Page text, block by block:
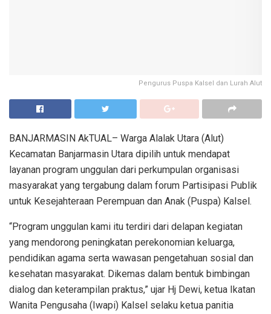
Pengurus Puspa Kalsel dan Lurah Alut
BANJARMASIN AkTUAL– Warga Alalak Utara (Alut)
Kecamatan Banjarmasin Utara dipilih untuk mendapat
layanan program unggulan dari perkumpulan organisasi
masyarakat yang tergabung dalam forum Partisipasi Publik
untuk Kesejahteraan Perempuan dan Anak (Puspa) Kalsel.
“Program unggulan kami itu terdiri dari delapan kegiatan
yang mendorong peningkatan perekonomian keluarga,
pendidikan agama serta wawasan pengetahuan sosial dan
kesehatan masyarakat. Dikemas dalam bentuk bimbingan
dialog dan keterampilan praktus,” ujar Hj Dewi, ketua Ikatan
Wanita Pengusaha (Iwapi) Kalsel selaku ketua panitia